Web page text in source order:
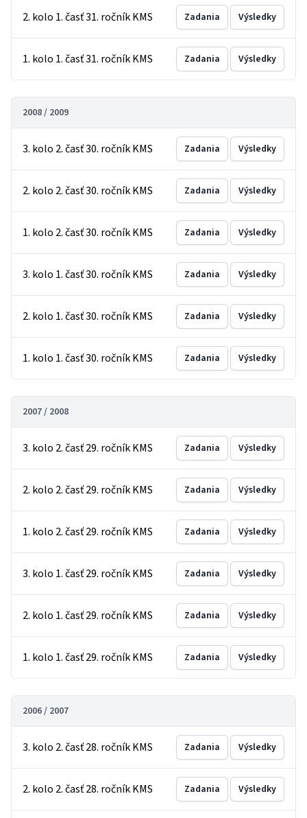
2. kolo 1. časť 31. ročník KMS Zadania Výsledky
1. kolo 1. časť 31. ročník KMS Zadania Výsledky
2008 / 2009
3. kolo 2. časť 30. ročník KMS Zadania Výsledky
2. kolo 2. časť 30. ročník KMS Zadania Výsledky
1. kolo 2. časť 30. ročník KMS Zadania Výsledky
3. kolo 1. časť 30. ročník KMS Zadania Výsledky
2. kolo 1. časť 30. ročník KMS Zadania Výsledky
1. kolo 1. časť 30. ročník KMS Zadania Výsledky
2007 / 2008
3. kolo 2. časť 29. ročník KMS Zadania Výsledky
2. kolo 2. časť 29. ročník KMS Zadania Výsledky
1. kolo 2. časť 29. ročník KMS Zadania Výsledky
3. kolo 1. časť 29. ročník KMS Zadania Výsledky
2. kolo 1. časť 29. ročník KMS Zadania Výsledky
1. kolo 1. časť 29. ročník KMS Zadania Výsledky
2006 / 2007
3. kolo 2. časť 28. ročník KMS Zadania Výsledky
2. kolo 2. časť 28. ročník KMS Zadania Výsledky